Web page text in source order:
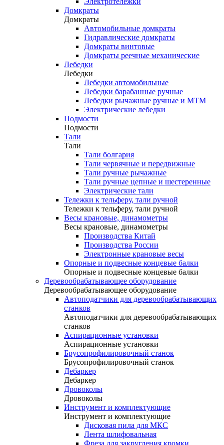
Домкраты
Домкраты
Автомобильные домкраты
Гидравлические домкраты
Домкраты винтовые
Домкраты реечные механические
Лебедки
Лебедки
Лебедки автомобильные
Лебедки барабанные ручные
Лебедки рычажные ручные и МТМ
Электрические лебедки
Подмости
Подмости
Тали
Тали
Тали болгария
Тали червячные и передвижные
Тали ручные рычажные
Тали ручные цепные и шестеренные
Электрические тали
Тележки к тельферу, тали ручной
Тележки к тельферу, тали ручной
Весы крановые, динамометры
Весы крановые, динамометры
Производства Китай
Производства России
Электронные крановые весы
Опорные и подвесные концевые балки
Опорные и подвесные концевые балки
Деревообрабатывающее оборудование
Деревообрабатывающее оборудование
Автоподатчики для деревообрабатывающих
станков
Автоподатчики для деревообрабатывающих
станков
Аспирационные установки
Аспирационные установки
Брусопрофилировочный станок
Брусопрофилировочный станок
Дебаркер
Дебаркер
Дровоколы
Дровоколы
Инструмент и комплектующие
Инструмент и комплектующие
Дисковая пила для МКС
Лента шлифовальная
Фреза для закругления кромки